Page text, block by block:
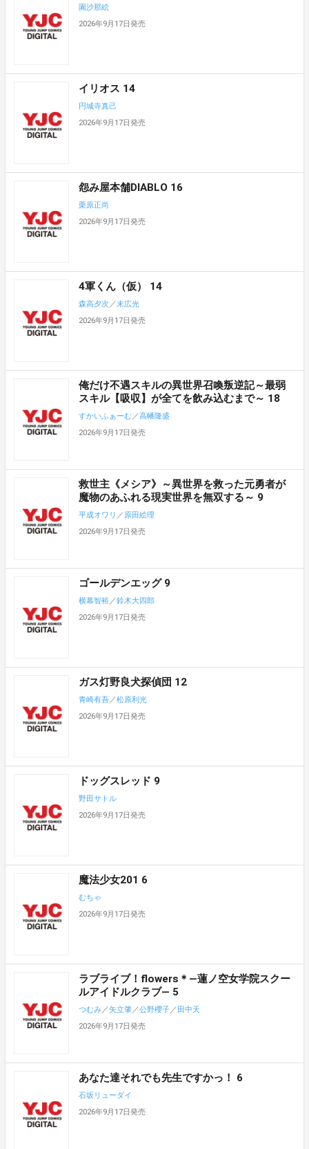
園沙那絵
2026年9月17日発売
イリオス 14
円城寺真己
2026年9月17日発売
怨み屋本舗DIABLO 16
栗原正尚
2026年9月17日発売
4軍くん（仮） 14
森高夕次 ／末広光
2026年9月17日発売
俺だけ不遇スキルの異世界召喚叛逆記～最弱
スキル【吸収】が全てを飲み込むまで～ 18
すかいふぁーむ／高幡隆盛
2026年9月17日発売
救世主《メシア》～異世界を救った元勇者が
魔物のあふれる現実世界を無双する～ 9
平成オワリ ／ 原田絵理
2026年9月17日発売
ゴールデンエッグ 9
横幕智裕／鈴木大四郎
2026年9月17日発売
ガス灯野良犬探偵団 12
青崎有吾／松原利光
2026年9月17日発売
ドッグスレッド 9
野田サトル
2026年9月17日発売
魔法少女201 6
むちゃ
2026年9月17日発売
ラブライブ！flowers＊―蓮ノ空女学院スクー
ルアイドルクラブ― 5
つむみ／矢立肇／公野櫻子／ 田中天
2026年9月17日発売
あなた達それでも先生ですかっ！ 6
石坂リューダイ
2026年9月17日発売